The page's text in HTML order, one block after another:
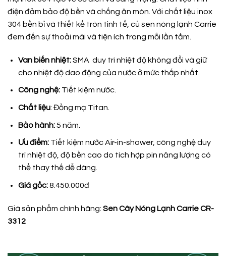
điện đảm bảo độ bền và chống ăn mòn. Với chất liệu inox
304 bền bỉ và thiết kế tròn tinh tế, củ sen nóng lạnh Carrie
đem đến sự thoải mái và tiện ích trong mỗi lần tắm.
Van biến nhiệt:SMA duy trì nhiệt độ không đổi và giữ
cho nhiệt độ dao động của nước ở mức thấp nhất.
Công nghệ:Tiết kiệm nước.
Chất liệu: Đồng mạ Titan.
Bảo hành:5 năm.
Ưu điểm:Tiết kiệm nước Air-in-shower, công nghệ duy
trì nhiệt độ, độ bền cao do tích hợp pin năng lượng có
thể thay thế dễ dàng.
Giá gốc:8.450.000đ
Giá sản phẩm chính hãng: Sen Cây Nóng Lạnh Carrie CR-
3312